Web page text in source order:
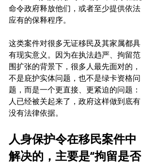
命令政府释放他们，或者至少提供依法
应有的保释程序。
这类案件对很多无证移民及其家属都具
有现实意义。因为在执法趋严、拘留范
围扩张的背景下，很多人最先面对的，
不是庇护实体问题，也不是绿卡资格问
题，而是一个更直接、更紧迫的问题：
人已经被关起来了，政府这样做到底有
没有法律依据。
人身保护令在移民案件中
解决的，主要是“拘留是否